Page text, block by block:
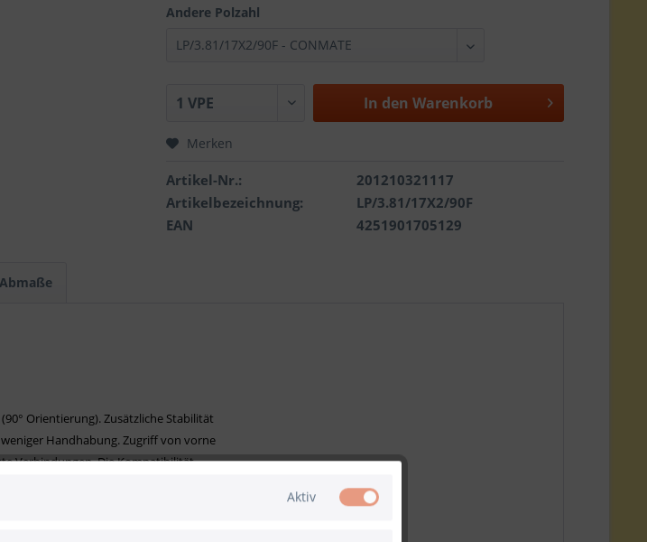
Andere Polzahl
In den Warenkorb
Merken
Artikel-Nr.:
201210321117
Artikelbezeichnung:
LP/3.81/17X2/90F
EAN
4251901705129
Abmaße
Orientierung). Zusätzliche Stabilität
Handhabung. Zugriff von vorne
Verbindungen. Die Kompatibilität
Aktiv